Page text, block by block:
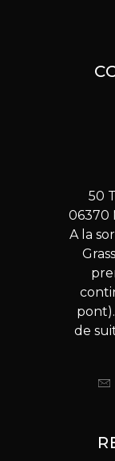
50
06370
A la
de